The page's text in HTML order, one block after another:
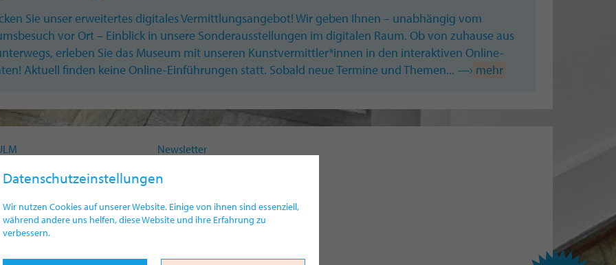
Datenschutzeinstellungen
Wir nutzen Cookies auf unserer Website. Einige von ihnen sind essenziell,
während andere uns helfen, diese Website und ihre Erfahrung zu
verbessern.
Sie unser erweitertes digitales Vermittlungsangebot! Wir geben Ihnen – unabhängig vom
vor Ort – Einblick in unsere Sonderausstellungen im digitalen Raum. Ob von zuhause aus
erleben Sie das Museum mit unseren Kunstvermittler*innen in den interaktiven Online-
Aktuell finden keine Online-Einführungen statt. Sobald neue Termine und Themen... —› mehr
| 89073 Ulm
161-4330
Newsletter
Impressum
Datenschutz
Widerrufsrecht